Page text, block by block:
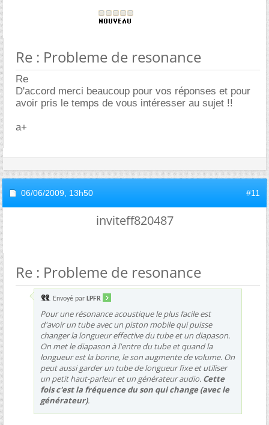
Re : Probleme de resonance
Re
D'accord merci beaucoup pour vos réponses et pour
avoir pris le temps de vous intéresser au sujet !!
a+
06/06/2009, 13h50 #11
inviteff820487
Re : Probleme de resonance
Envoyé par LPFR
Pour une résonance acoustique le plus facile est
d'avoir un tube avec un piston mobile qui puisse
changer la longueur effective du tube et un diapason.
On met le diapason à l'entre du tube et quand la
longueur est la bonne, le son augmente de volume. On
peut aussi garder un tube de longueur fixe et utiliser
un petit haut-parleur et un générateur audio. Cette
fois c'est la fréquence du son qui change (avec le
générateur).